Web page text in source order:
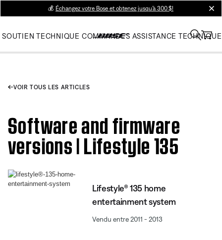
💰 Échangez votre Bose et obtenez jusqu’à 300 $!
SOUTIEN TECHNIQUE COMMANDES ASSISTANCE TECHNIQUE
VOIR TOUS LES ARTICLES
Software and firmware
versions | Lifestyle 135
Lifestyle® 135 home
entertainment system
Vendu entre 2011 - 2013